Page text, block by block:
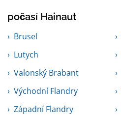
počasí Hainaut
Brusel
Lutych
Valonský Brabant
Východní Flandry
Západní Flandry